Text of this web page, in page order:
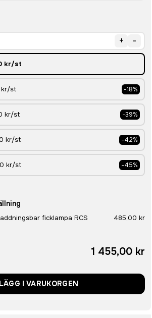
+ -
kr/st
/st -18%
kr/st -39%
kr/st -42%
kr/st -45%
ficklampa RCS
485,00 kr
1 455,00 kr
LÄGG I VARUKORGEN